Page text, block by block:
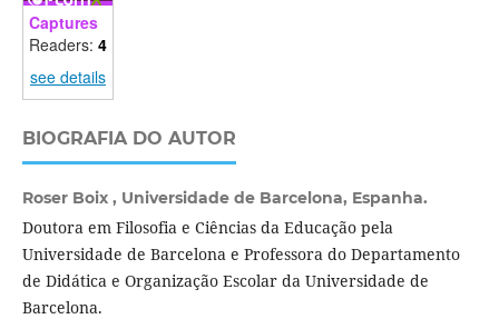
Captures
Readers: 4
see details
BIOGRAFIA DO AUTOR
Roser Boix , Universidade de Barcelona, Espanha.
Doutora em Filosofia e Ciências da Educação pela
Universidade de Barcelona e Professora do Departamento
de Didática e Organização Escolar da Universidade de
Barcelona.